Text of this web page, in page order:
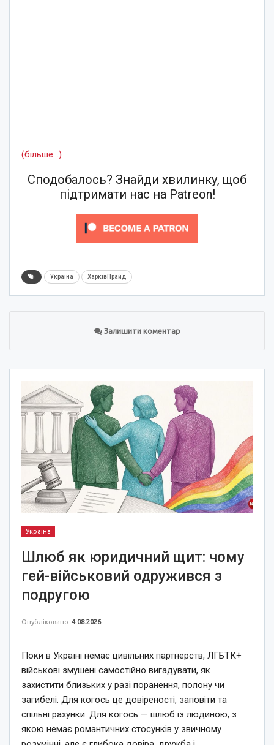
(більше…)
Сподобалось? Знайди хвилинку, щоб
підтримати нас на Patreon!
Україна ХарківПрайд
Залишити коментар
Україна
Шлюб як юридичний щит: чому
гей-військовий одружився з
подругою
Опубліковано 4.08.2026
Поки в Україні немає цивільних партнерств, ЛГБТК+
військові змушені самостійно вигадувати, як
захистити близьких у разі поранення, полону чи
загибелі. Для когось це довіреності, заповіти та
спільні рахунки. Для когось — шлюб із людиною, з
якою немає романтичних стосунків у звичному